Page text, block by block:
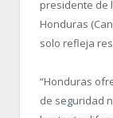
presidente de
Honduras
solo refleja
“Honduras
de seguridad